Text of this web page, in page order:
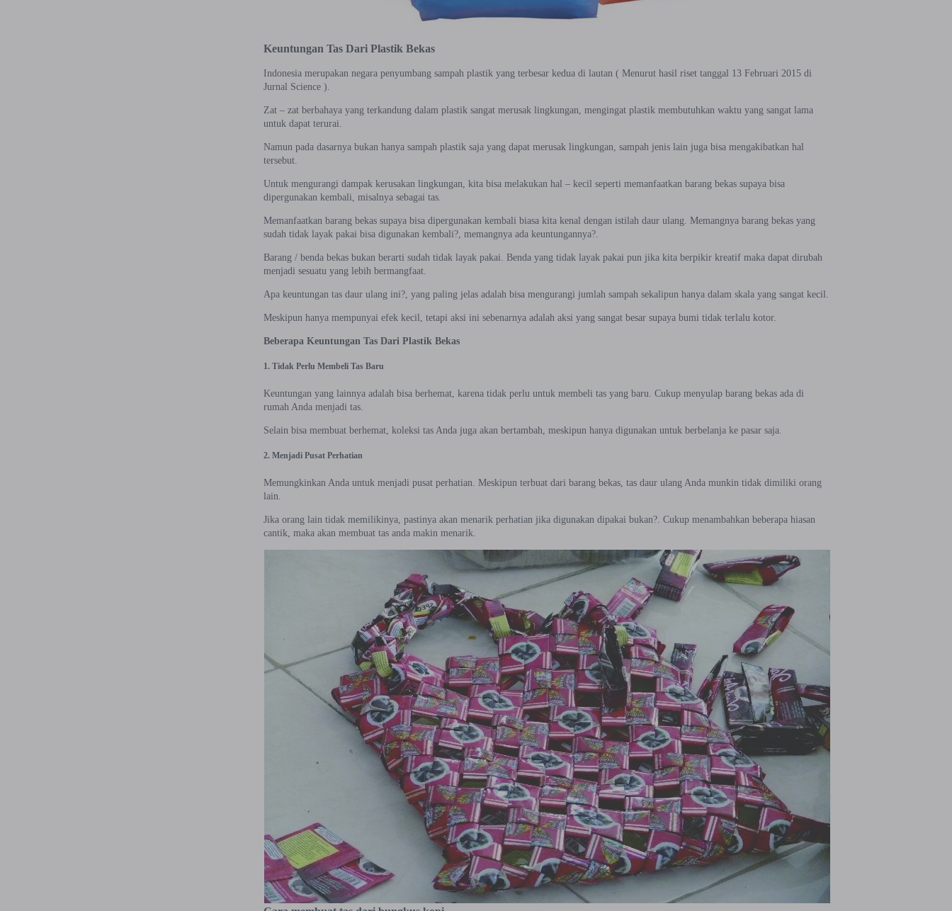
Keuntungan Tas Dari Plastik Bekas
Indonesia merupakan negara penyumbang sampah plastik yang terbesar kedua di lautan ( Menurut hasil riset tanggal 13 Februari 2015 di
Jurnal Science ).
Zat – zat berbahaya yang terkandung dalam plastik sangat merusak lingkungan, mengingat plastik membutuhkan waktu yang sangat lama
untuk dapat terurai.
Namun pada dasarnya bukan hanya sampah plastik saja yang dapat merusak lingkungan, sampah jenis lain juga bisa mengakibatkan hal
tersebut.
Untuk mengurangi dampak kerusakan lingkungan, kita bisa melakukan hal – kecil seperti memanfaatkan barang bekas supaya bisa
dipergunakan kembali, misalnya sebagai tas.
Memanfaatkan barang bekas supaya bisa dipergunakan kembali biasa kita kenal dengan istilah daur ulang. Memangnya barang bekas yang
sudah tidak layak pakai bisa digunakan kembali?, memangnya ada keuntungannya?.
Barang / benda bekas bukan berarti sudah tidak layak pakai. Benda yang tidak layak pakai pun jika kita berpikir kreatif maka dapat dirubah
menjadi sesuatu yang lebih bermangfaat.
Apa keuntungan tas daur ulang ini?, yang paling jelas adalah bisa mengurangi jumlah sampah sekalipun hanya dalam skala yang sangat kecil.
Meskipun hanya mempunyai efek kecil, tetapi aksi ini sebenarnya adalah aksi yang sangat besar supaya bumi tidak terlalu kotor.
Beberapa Keuntungan Tas Dari Plastik Bekas
1. Tidak Perlu Membeli Tas Baru
Keuntungan yang lainnya adalah bisa berhemat, karena tidak perlu untuk membeli tas yang baru. Cukup menyulap barang bekas ada di
rumah Anda menjadi tas.
Selain bisa membuat berhemat, koleksi tas Anda juga akan bertambah, meskipun hanya digunakan untuk berbelanja ke pasar saja.
2. Menjadi Pusat Perhatian
Memungkinkan Anda untuk menjadi pusat perhatian. Meskipun terbuat dari barang bekas, tas daur ulang Anda munkin tidak dimiliki orang
lain.
Jika orang lain tidak memilikinya, pastinya akan menarik perhatian jika digunakan dipakai bukan?. Cukup menambahkan beberapa hiasan
cantik, maka akan membuat tas anda makin menarik.